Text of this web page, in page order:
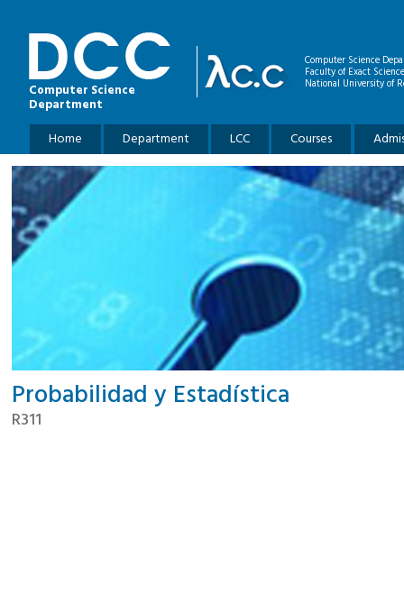
Computer Science
Department
Computer Science
Faculty of Exact
National University of
Main menu
Home Department LCC Courses
Probabilidad y Estadística
R311